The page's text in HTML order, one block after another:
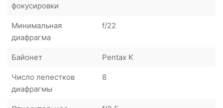
фокусировки
Минимальная
диафрагма
f/22
Байонет Pentax K
Число лепестков
диафрагмы
8